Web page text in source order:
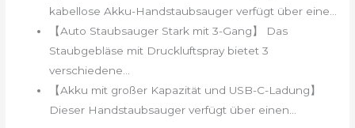
kabellose Akku-Handstaubsauger verfügt über eine...
【Auto Staubsauger Stark mit 3-Gang】 Das
Staubgebläse mit Druckluftspray bietet 3
verschiedene...
【Akku mit großer Kapazität und USB-C-Ladung】
Dieser Handstaubsauger verfügt über einen...